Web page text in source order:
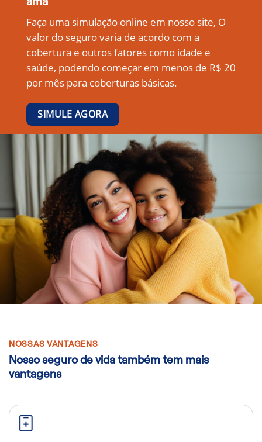
Faça uma simulação online em nosso site, O
valor do seguro varia de acordo com a
cobertura e outros fatores como idade e
saúde, podendo começar em menos de R$ 20
por mês para coberturas básicas.
SIMULE AGORA
NOSSAS VANTAGENS
Nosso seguro de vida também tem mais
vantagens